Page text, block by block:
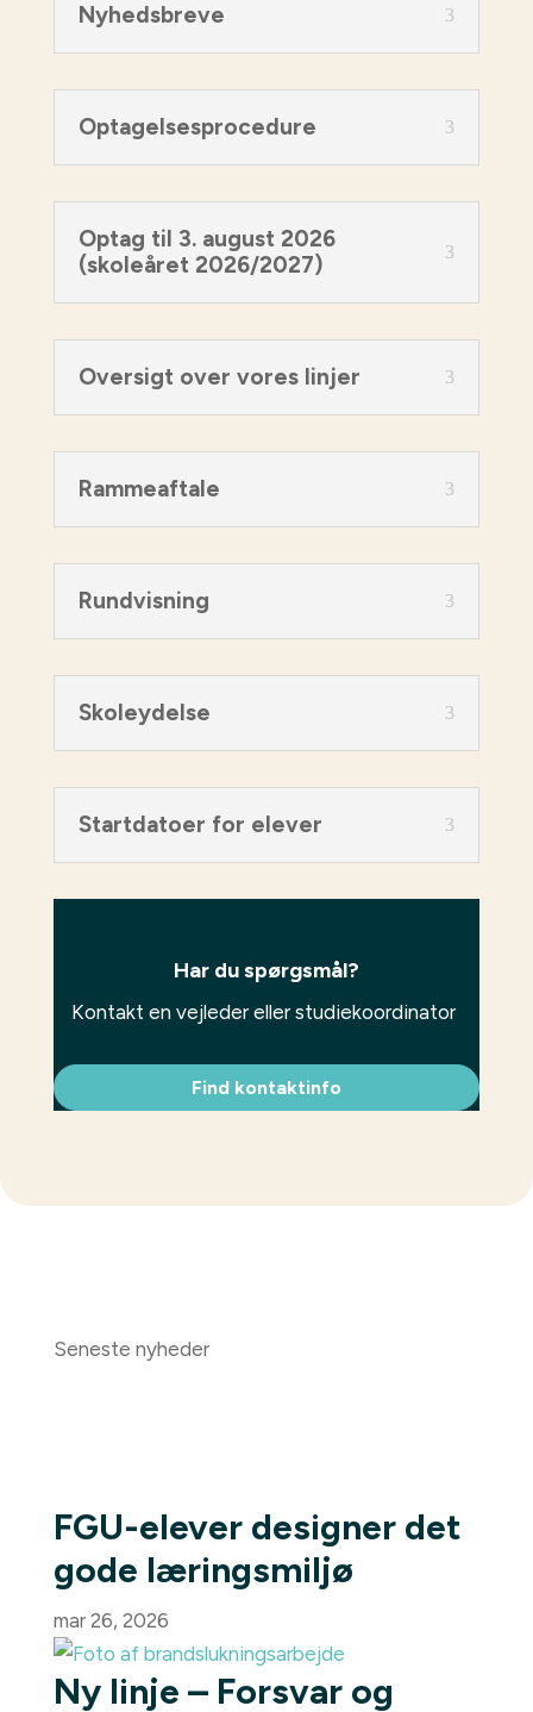
Nyhedsbreve
Optagelsesprocedure
Optag til 3. august 2026
(skoleåret 2026/2027)
Oversigt over vores linjer
Rammeaftale
Rundvisning
Skoleydelse
Startdatoer for elever
Har du spørgsmål?
Kontakt en vejleder eller studiekoordinator
Find kontaktinfo
Seneste nyheder
FGU-elever designer det
gode læringsmiljø
mar 26, 2026
Ny linje – Forsvar og